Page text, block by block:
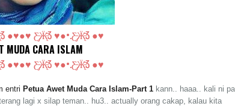
●♥●♥ Ƹ̵̡Ӝ̵̨̄Ʒ ♥●•.Ƹ̵̡Ӝ̵̨̄Ʒ ●♥
MUDA CARA ISLAM
●♥●♥ Ƹ̵̡Ӝ̵̨̄Ʒ ♥●•.Ƹ̵̡Ӝ̵̨̄Ʒ ●♥
entri Petua Awet Muda Cara Islam-Part 1 kann.. haaa.. kali ni
lagi x silap teman.. hu3.. actually orang cakap, kalau kita